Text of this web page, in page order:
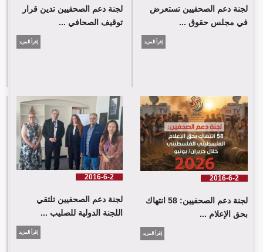
لجنة دعم الصحفيين: 58 انتهاك بحق الإعلام الفلسطيني خلال حزيران/
يونيو 2026
لجنة دعم الصحفيين تستعرض
في مجلس حقوق ...
إقرأ المزيد
لجنة دعم الصحفيين تدين قرار
توقيف الصحافي ...
إقرأ المزيد
2016-6-2
لجنة دعم الصحفيين: 58 انتهاك
بحق الإعلام ...
إقرأ المزيد
2016-6-2
لجنة دعم الصحفيين تلتقي
اللجنة الدولية للصليب ...
إقرأ المزيد